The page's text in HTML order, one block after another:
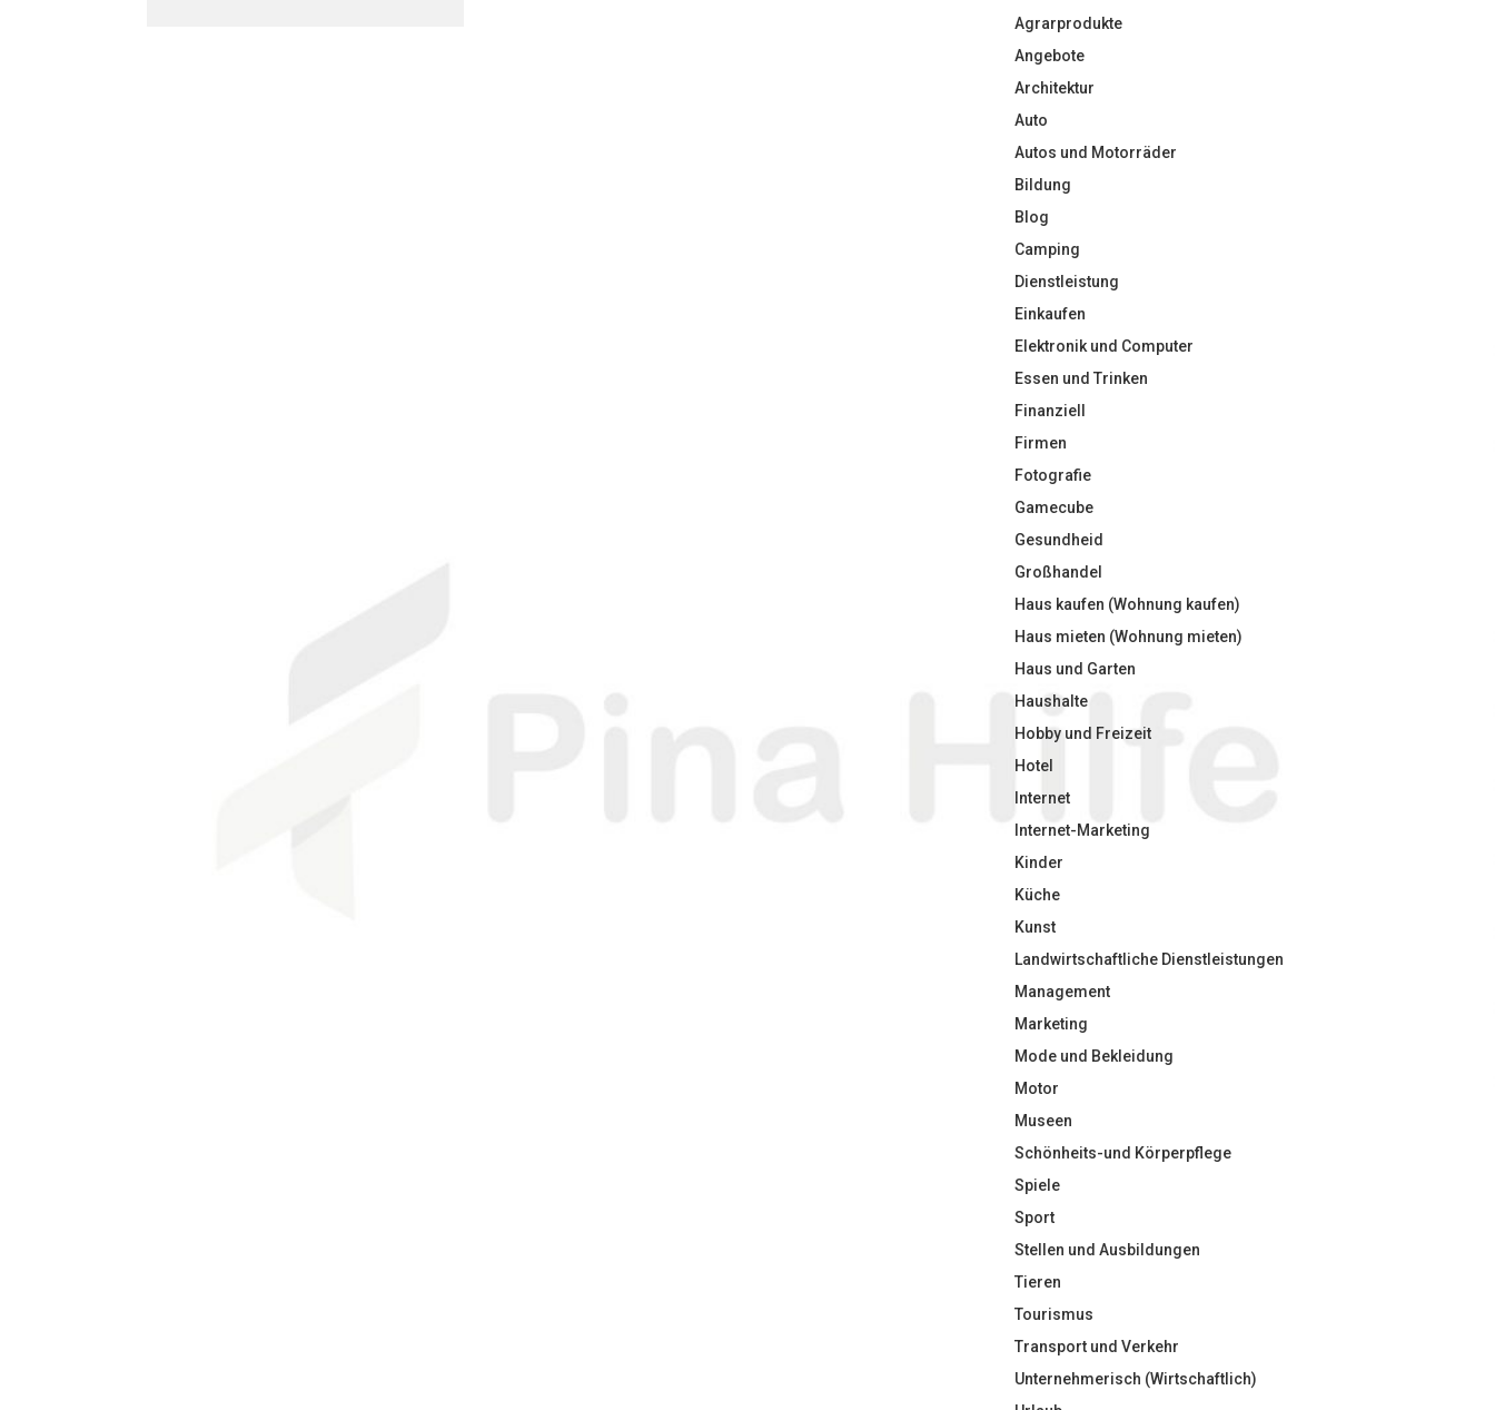
Agrarprodukte
Angebote
Architektur
Auto
Autos und Motorräder
Bildung
Blog
Camping
Dienstleistung
Einkaufen
Elektronik und Computer
Essen und Trinken
Finanziell
Firmen
Fotografie
Gamecube
Gesundheid
Großhandel
Haus kaufen (Wohnung kaufen)
Haus mieten (Wohnung mieten)
Haus und Garten
Haushalte
Hobby und Freizeit
Hotel
Internet
Internet-Marketing
Kinder
Küche
Kunst
Landwirtschaftliche Dienstleistungen
Management
Marketing
Mode und Bekleidung
Motor
Museen
Schönheits-und Körperpflege
Spiele
Sport
Stellen und Ausbildungen
Tieren
Tourismus
Transport und Verkehr
Unternehmerisch (Wirtschaftlich)